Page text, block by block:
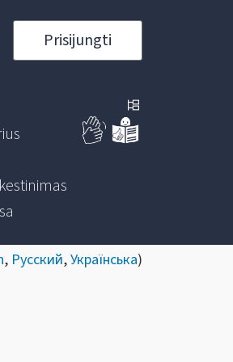
Prisijungti
, Русский,Українська)